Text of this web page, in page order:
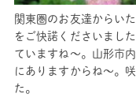
関東圏のお友達からい
をご快諾くださいまし
ていますね～。山形市
にありますからね～。
た。